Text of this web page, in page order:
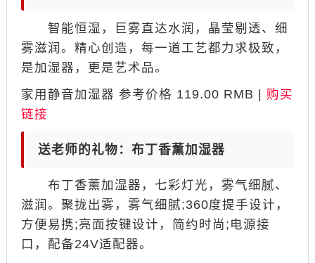
智能恒湿，巨雾直达水润，晶莹剔透、细
雾滋润。精心创造，每一道工艺都力求极致，
是加湿器，更是艺术品。
家用静音加湿器 参考价格 119.00 RMB | 购买
链接
送老师的礼物：布丁香薰加湿器
布丁香薰加湿器，七彩灯光，雾气细腻、
滋润。聚拢出雾，雾气细腻;360度提手设计，
方便易携;亮面按键设计，简约时尚;电源接
口，配备24V适配器。